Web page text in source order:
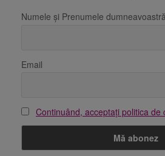
Numele și Prenumele
Email
Continuând, acceptați politica de